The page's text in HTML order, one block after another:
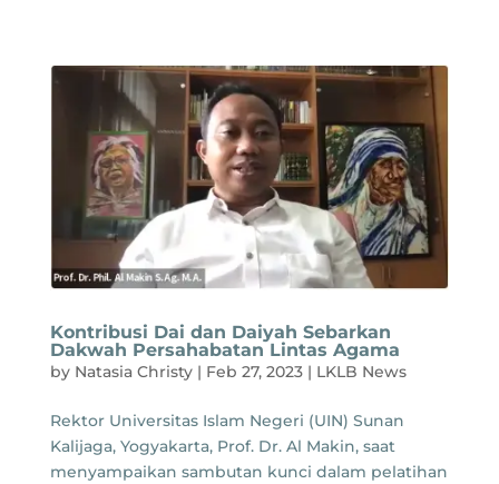
Kontribusi Dai dan Daiyah Sebarkan
Dakwah Persahabatan Lintas Agama
by Natasia Christy| Feb 27, 2023| LKLB News
Rektor Universitas Islam Negeri (UIN) Sunan
Kalijaga, Yogyakarta, Prof. Dr. Al Makin, saat
menyampaikan sambutan kunci dalam pelatihan